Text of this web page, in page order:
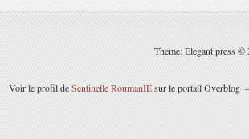
Theme: Elegant press ©
Voir le profil deSentinelle RoumanIEsur le portail Overblog